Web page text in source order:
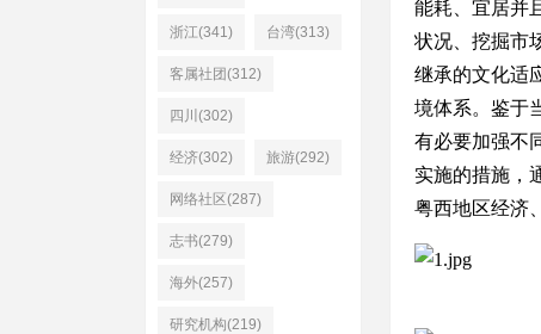
浙江(341) 台湾(313)
客属社团(312)
四川(302)
经济(302) 旅游(292)
网络社区(287)
志书(279)
海外(257)
研究机构(219)
能耗、宜居并
状况、挖掘市
继承的文化适
境体系。鉴于
有必要加强不
实施的措施，
粤西地区经济